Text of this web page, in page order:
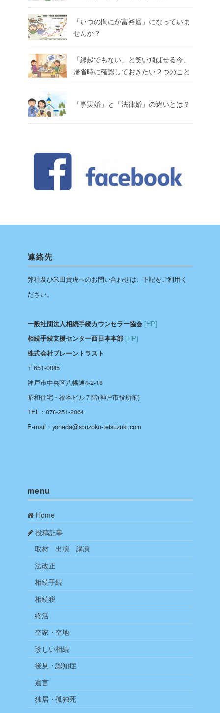
「いつの間にか富裕層」になっていま
せんか？
「縁起でもない」と笑い飛ばせる今、
帰省時に確認しておきたい２つのこと
「事実婚」と「法律婚」の違いとは？
連絡先
弊社及び米田貴虎へのお問い合わせは、下記をご利用く
ださい。
一般社団法人相続手続カウンセラー協会 [HP]
相続手続支援センター西日本本部 [HP]
株式会社ブレーントラスト
〒651-0085
神戸市中央区八幡通4-2-18
昭和住宅・福本ビル７階(神戸市役所前)
TEL：078-251-2064
E-mail：yoneda@souzoku-tetsuzuki.com
menu
Home
投稿記事
取材 出演 講演
法改正
相続手続
相続税
終活
空家・空地
珍しい相続
後見・認知症
遺言
独居・孤独死